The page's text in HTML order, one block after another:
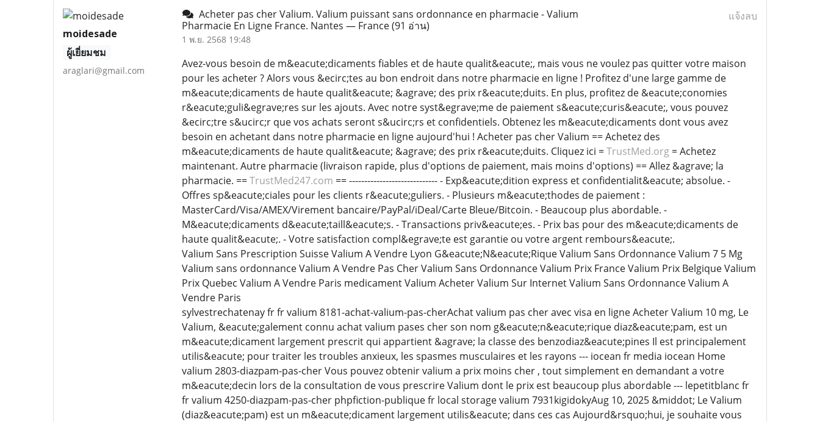
moidesade
ผู้เยี่ยมชม
araglari@gmail.com
Acheter pas cher Valium. Valium puissant sans ordonnance en pharmacie - Valium
Pharmacie En Ligne France. Nantes — France(91 อ่าน)
1 พ.ย. 2568 19:48
แจ้งลบ
Avez-vous besoin de m&eacute;dicaments fiables et de haute qualit&eacute;, mais vous ne voulez pas quitter votre maison
pour les acheter ? Alors vous &ecirc;tes au bon endroit dans notre pharmacie en ligne ! Profitez d'une large gamme de
m&eacute;dicaments de haute qualit&eacute; &agrave; des prix r&eacute;duits. En plus, profitez de &eacute;conomies
r&eacute;guli&egrave;res sur les ajouts. Avec notre syst&egrave;me de paiement s&eacute;curis&eacute;, vous pouvez
&ecirc;tre s&ucirc;r que vos achats seront s&ucirc;rs et confidentiels. Obtenez les m&eacute;dicaments dont vous avez
besoin en achetant dans notre pharmacie en ligne aujourd'hui ! Acheter pas cher Valium == Achetez des
m&eacute;dicaments de haute qualit&eacute; &agrave; des prix r&eacute;duits. Cliquez ici =TrustMed.org= Achetez
maintenant. Autre pharmacie (livraison rapide, plus d'options de paiement, mais moins d'options) == Allez &agrave; la
pharmacie. ==TrustMed247.com == ----------------------------- - Exp&eacute;dition express et confidentialit&eacute; absolue. -
Offres sp&eacute;ciales pour les clients r&eacute;guliers. - Plusieurs m&eacute;thodes de paiement :
MasterCard/Visa/AMEX/Virement bancaire/PayPal/iDeal/Carte Bleue/Bitcoin. - Beaucoup plus abordable. -
M&eacute;dicaments d&eacute;taill&eacute;s. - Transactions priv&eacute;es. - Prix bas pour des m&eacute;dicaments de
haute qualit&eacute;. - Votre satisfaction compl&egrave;te est garantie ou votre argent rembours&eacute;.
Valium Sans Prescription Suisse Valium A Vendre Lyon G&eacute;N&eacute;Rique Valium Sans Ordonnance Valium 7 5 Mg
Valium sans ordonnance Valium A Vendre Pas Cher Valium Sans Ordonnance Valium Prix France Valium Prix Belgique Valium
Prix Quebec Valium A Vendre Paris medicament Valium Acheter Valium Sur Internet Valium Sans Ordonnance Valium A
Vendre Paris
sylvestrechatenay fr fr valium 8181-achat-valium-pas-cherAchat valium pas cher avec visa en ligne Acheter Valium 10 mg, Le
Valium, &eacute;galement connu achat valium pases cher son nom g&eacute;n&eacute;rique diaz&eacute;pam, est un
m&eacute;dicament largement prescrit qui appartient &agrave; la classe des benzodiaz&eacute;pines Il est principalement
utilis&eacute; pour traiter les troubles anxieux, les spasmes musculaires et les rayons --- iocean fr media iocean Home
valium 2803-diazpam-pas-cher Vous pouvez obtenir valium a prix moins cher , tout simplement en demandant a votre
m&eacute;decin lors de la consultation de vous prescrire Valium dont le prix est beaucoup plus abordable --- lepetitblanc fr
fr valium 4250-diazpam-pas-cher phpfiction-publique fr local storage valium 7931kigidokyAug 10, 2025 &middot; Le Valium
(diaz&eacute;pam) est un m&eacute;dicament largement utilis&eacute; dans ces cas Aujourd&rsquo;hui, je souhaite vous